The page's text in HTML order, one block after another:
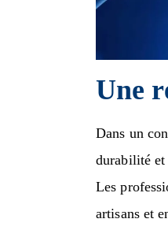
Une
Dans un
durabilité et
Les
artisans et